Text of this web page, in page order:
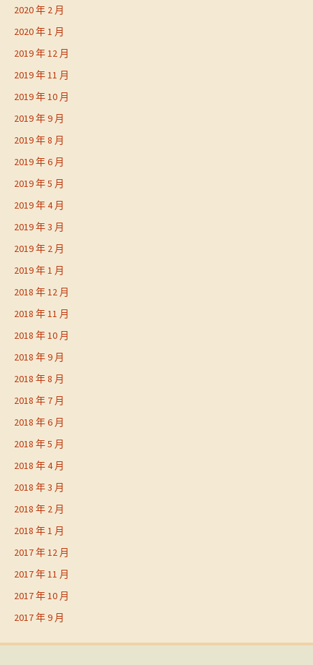
2020 年 2 月
2020 年 1 月
2019 年 12 月
2019 年 11 月
2019 年 10 月
2019 年 9 月
2019 年 8 月
2019 年 6 月
2019 年 5 月
2019 年 4 月
2019 年 3 月
2019 年 2 月
2019 年 1 月
2018 年 12 月
2018 年 11 月
2018 年 10 月
2018 年 9 月
2018 年 8 月
2018 年 7 月
2018 年 6 月
2018 年 5 月
2018 年 4 月
2018 年 3 月
2018 年 2 月
2018 年 1 月
2017 年 12 月
2017 年 11 月
2017 年 10 月
2017 年 9 月